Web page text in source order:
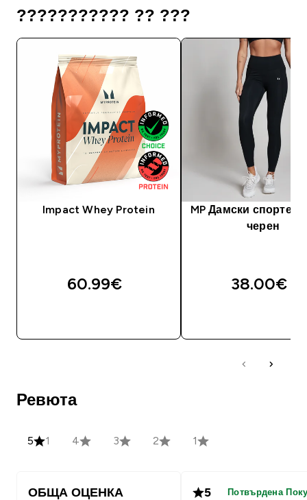
??????????? ?? ???
Impact Whey Protein
60.99€‎
MP Дамски спортен
черен
38.00€‎
Ревюта
5 1 4 3 2 1
ОБЩА ОЦЕНКА 5 Потвърдена